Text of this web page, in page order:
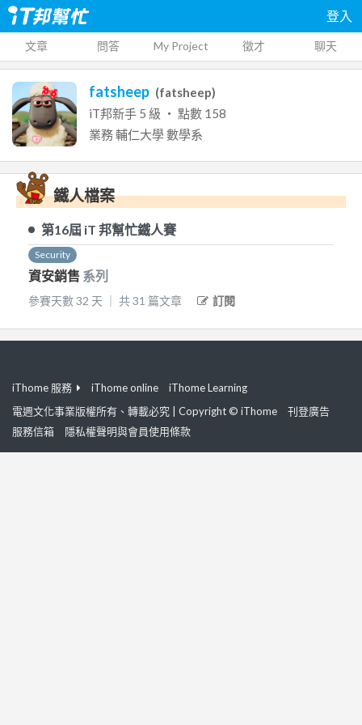
登入
文章 問答 My Project 徵才 聊天
fatsheep (fatsheep)
iT邦新手 5 級 ‧ 點數 158
業務輔仁大學數學系
鐵人檔案
第16屆 iT 邦幫忙鐵人賽
Security
資安銷售 系列
參賽天數32 天 共31 篇文章 訂閱
iThome 服務 iThome online
iThome Learning
電週文化事業版權所有、轉載必究 | Copyright © iThome
刊登廣告
服務信箱
隱私權聲明與會員使用條款